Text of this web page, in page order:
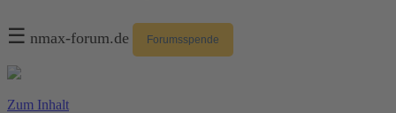
☰ nmax-forum.de Forumsspende
Zum Inhalt